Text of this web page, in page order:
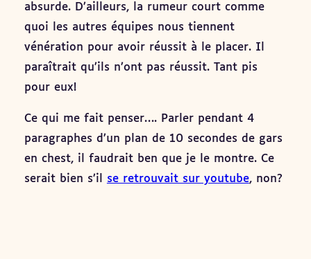
absurde. D’ailleurs, la rumeur court comme
quoi les autres équipes nous tiennent
vénération pour avoir réussit à le placer. Il
paraîtrait qu’ils n’ont pas réussit. Tant pis
pour eux!
Ce qui me fait penser…. Parler pendant 4
paragraphes d’un plan de 10 secondes de gars
en chest, il faudrait ben que je le montre. Ce
serait bien s’il se retrouvait sur youtube, non?